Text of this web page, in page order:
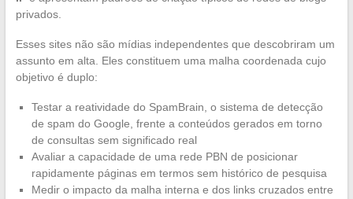
privados.
Esses sites não são mídias independentes que descobriram um
assunto em alta. Eles constituem uma malha coordenada cujo
objetivo é duplo:
Testar a reatividade do SpamBrain, o sistema de detecção
de spam do Google, frente a conteúdos gerados em torno
de consultas sem significado real
Avaliar a capacidade de uma rede PBN de posicionar
rapidamente páginas em termos sem histórico de pesquisa
Medir o impacto da malha interna e dos links cruzados entre